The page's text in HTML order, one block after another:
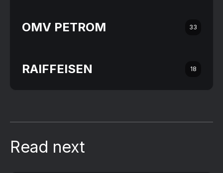
OMV PETROM 33
RAIFFEISEN 18
Read next